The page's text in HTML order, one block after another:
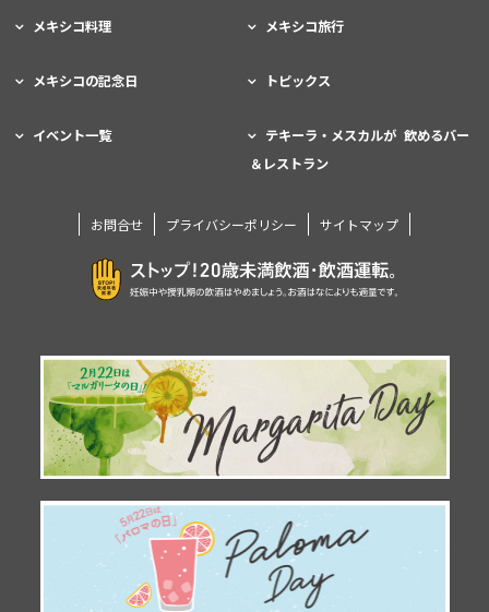
メキシコ料理 メキシコ旅行
メキシコの記念日 トピックス
イベント一覧
テキーラ・メスカルが 飲めるバー
＆レストラン
お問合せ プライバシーポリシー サイトマップ